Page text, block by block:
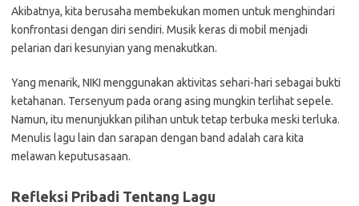
Akibatnya, kita berusaha membekukan momen untuk menghindari
konfrontasi dengan diri sendiri. Musik keras di mobil menjadi
pelarian dari kesunyian yang menakutkan.
Yang menarik, NIKI menggunakan aktivitas sehari-hari sebagai bukti
ketahanan. Tersenyum pada orang asing mungkin terlihat sepele.
Namun, itu menunjukkan pilihan untuk tetap terbuka meski terluka.
Menulis lagu lain dan sarapan dengan band adalah cara kita
melawan keputusasaan.
Refleksi Pribadi Tentang Lagu